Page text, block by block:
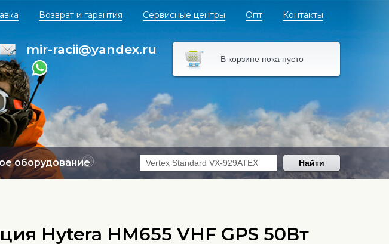
Возврат и гарантия Сервисные центры Опт Контакты
mir-racii@yandex.ru
В корзине пока пусто
оборудование Найти
Hytera HM655 VHF GPS 50Вт